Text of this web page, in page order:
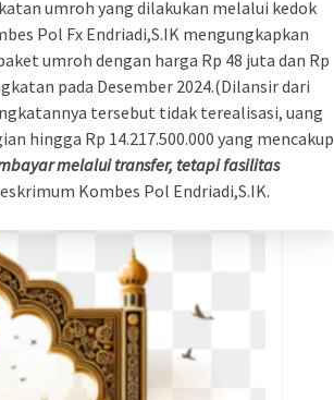
umroh yang dilakukan melalui kedok
Pol Fx Endriadi,S.IK mengungkapkan
umroh dengan harga Rp 48 juta dan Rp
pada Desember 2024.(Dilansir dari
tersebut tidak terealisasi, uang
hingga Rp 14.217.500.000 yang mencakup
melalui transfer, tetapi fasilitas
Kombes Pol Endriadi,S.IK.